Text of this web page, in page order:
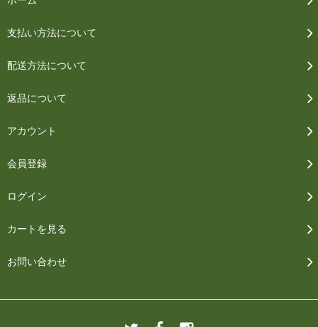
支払い方法について
配送方法について
返品について
アカウント
会員登録
ログイン
カートを見る
お問い合わせ